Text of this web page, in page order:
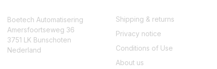
Boetech Automatisering
Amersfoortseweg 36
3751 LK Bunschoten
Nederland
Shipping & returns
Privacy notice
Conditions of Use
About us